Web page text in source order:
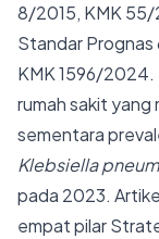
8/2015, KMK 55/
Standar Prognas
KMK 1596/2024.
rumah sakit
sementara
Klebsiella
pada 2023.
empat pilar